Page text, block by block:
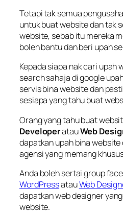
Tetapi tak semua
untuk buat website dan tak
website, sebab itu mereka
boleh bantu dan beri upah
Kepada siapa nak cari upah
search sahaja di google
servis bina website dan
sesiapa yang tahu buat
Orang yang tahu buat
DeveloperatauWeb
dapatkan upah bina
agensi yang memang
Anda boleh sertai group
WordPressatauWeb
dapatkan web designer
website.